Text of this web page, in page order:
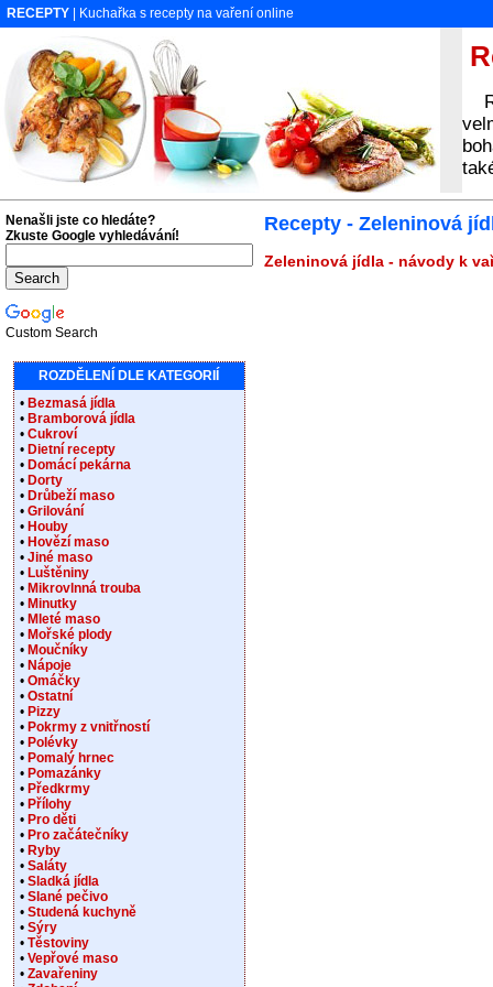
RECEPTY | Kuchařka s recepty na vaření online
Recepty - Zeleninová
Zeleninová jídla - návody k
Nenašli jste co hledáte?
Zkuste Google vyhledávání!
Custom Search
ROZDĚLENÍ DLE KATEGORIÍ
• Bezmasá jídla
• Bramborová jídla
• Cukroví
• Dietní recepty
• Domácí pekárna
• Dorty
• Drůbeží maso
• Grilování
• Houby
• Hovězí maso
• Jiné maso
• Luštěniny
• Mikrovlnná trouba
• Minutky
• Mleté maso
• Mořské plody
• Moučníky
• Nápoje
• Omáčky
• Ostatní
• Pizzy
• Pokrmy z vnitřností
• Polévky
• Pomalý hrnec
• Pomazánky
• Předkrmy
• Přílohy
• Pro děti
• Pro začátečníky
• Ryby
• Saláty
• Sladká jídla
• Slané pečivo
• Studená kuchyně
• Sýry
• Těstoviny
• Vepřové maso
• Zavařeniny